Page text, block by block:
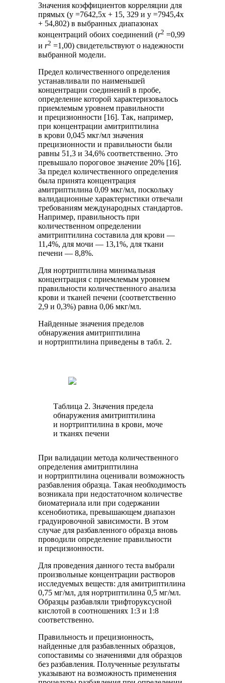
Значения коэффициентов корреляции для
прямых (y =7642,5x + 15, 329 и y =7945,4x
+ 54,802) в выбранных диапазонах
концентраций обоих соединений (r2 =0,99
иr2 =1,00) свидетельствуют о надежности
выбранной модели.
Предел количественного определения
устанавливали по наименьшей
концентрации соединений в пробе,
определение которой характеризовалось
приемлемым уровнем правильности
и прецизионности [16]. Так, например,
при концентрации амитриптилина
в крови 0,045 мкг/мл значения
прецизионности и правильности были
равны 51,3 и 34,6% соответственно. Это
превышало пороговое значение 20% [16].
За предел количественного определения
была принята концентрация
амитриптилина 0,09 мкг/мл, поскольку
валидационные характеристики отвечали
требованиям международных стандартов.
Например, правильность при
количественном определении
амитриптилина составила для крови —
11,4%, для мочи — 13,1%, для ткани
печени — 8,8%.
Для нортриптилина минимальная
концентрация с приемлемым уровнем
правильности количественного анализа
крови и тканей печени (соответственно
2,9 и 0,3%) равна 0,06 мкг/мл.
Найденные значения пределов
обнаружения амитриптилина
и нортриптилина приведены в табл. 2.
Таблица 2. Значения предела
обнаружения амитриптилина
и нортриптилина в крови, моче
и тканях печени
При валидации метода количественного
определения амитриптилина
и нортриптилина оценивали возможность
разбавления образца. Такая необходимость
возникала при недостаточном количестве
биоматериала или при содержании
ксенобиотика, превышающем диапазон
градуировочной зависимости. В этом
случае для разбавленного образца вновь
проводили определение правильности
и прецизионности.
Для проведения данного теста выбрали
произвольные концентрации растворов
исследуемых веществ: для амитриптилина
0,75 мг/мл, для нортриптилина 0,5 мг/мл.
Образцы разбавляли трифторуксусной
кислотой в соотношениях 1:3 и 1:8
соответственно.
Правильность и прецизионность,
найденные для разбавленных образцов,
сопоставимы со значениями для образцов
без разбавления. Полученные результаты
указывают на возможность применения